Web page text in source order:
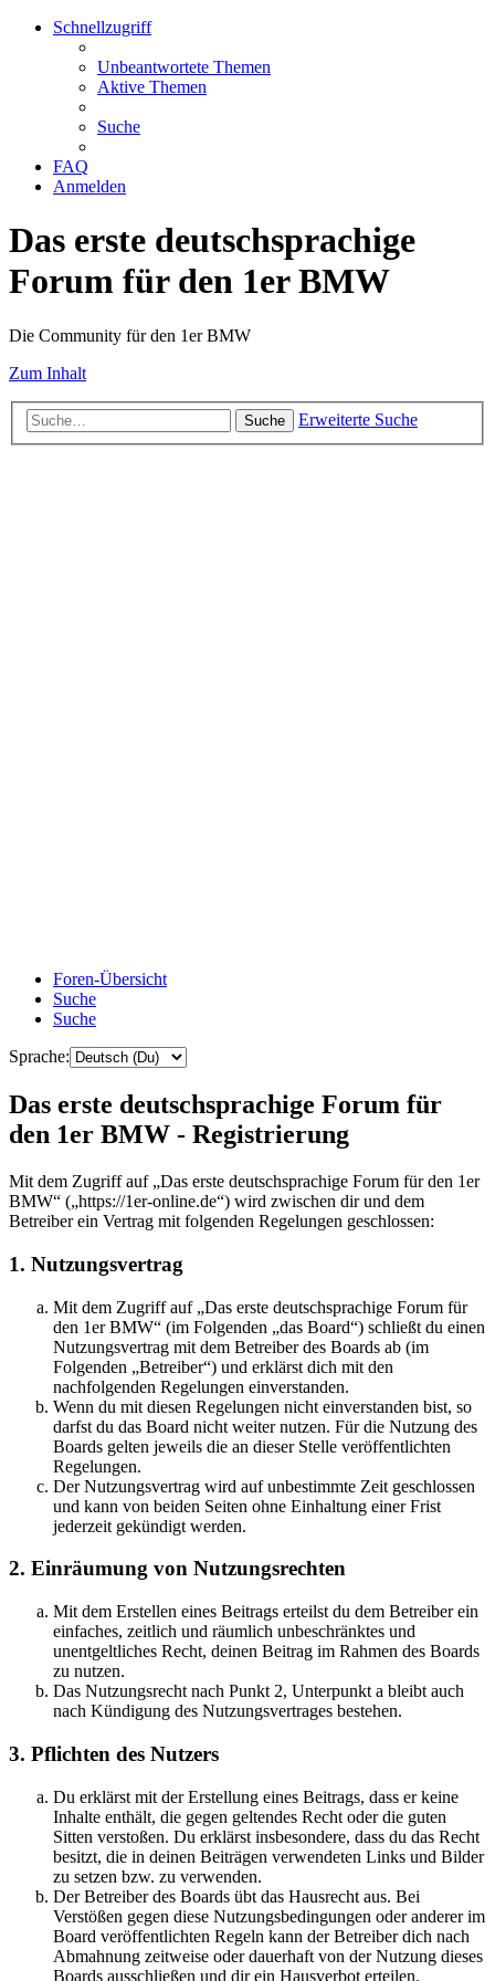
Schnellzugriff
Unbeantwortete Themen
Aktive Themen
Suche
FAQ
Anmelden
Das erste deutschsprachige
Forum für den 1er BMW
Die Community für den 1er BMW
Zum Inhalt
Suche Erweiterte Suche
Foren-Übersicht
Suche
Suche
Sprache:
Das erste deutschsprachige Forum für
den 1er BMW - Registrierung
Mit dem Zugriff auf „Das erste deutschsprachige Forum für den 1er
BMW“ („https://1er-online.de“) wird zwischen dir und dem
Betreiber ein Vertrag mit folgenden Regelungen geschlossen:
1. Nutzungsvertrag
Mit dem Zugriff auf „Das erste deutschsprachige Forum für
den 1er BMW“ (im Folgenden „das Board“) schließt du einen
Nutzungsvertrag mit dem Betreiber des Boards ab (im
Folgenden „Betreiber“) und erklärst dich mit den
nachfolgenden Regelungen einverstanden.
Wenn du mit diesen Regelungen nicht einverstanden bist, so
darfst du das Board nicht weiter nutzen. Für die Nutzung des
Boards gelten jeweils die an dieser Stelle veröffentlichten
Regelungen.
Der Nutzungsvertrag wird auf unbestimmte Zeit geschlossen
und kann von beiden Seiten ohne Einhaltung einer Frist
jederzeit gekündigt werden.
2. Einräumung von Nutzungsrechten
Mit dem Erstellen eines Beitrags erteilst du dem Betreiber ein
einfaches, zeitlich und räumlich unbeschränktes und
unentgeltliches Recht, deinen Beitrag im Rahmen des Boards
zu nutzen.
Das Nutzungsrecht nach Punkt 2, Unterpunkt a bleibt auch
nach Kündigung des Nutzungsvertrages bestehen.
3. Pflichten des Nutzers
Du erklärst mit der Erstellung eines Beitrags, dass er keine
Inhalte enthält, die gegen geltendes Recht oder die guten
Sitten verstoßen. Du erklärst insbesondere, dass du das Recht
besitzt, die in deinen Beiträgen verwendeten Links und Bilder
zu setzen bzw. zu verwenden.
Der Betreiber des Boards übt das Hausrecht aus. Bei
Verstößen gegen diese Nutzungsbedingungen oder anderer im
Board veröffentlichten Regeln kann der Betreiber dich nach
Abmahnung zeitweise oder dauerhaft von der Nutzung dieses
Boards ausschließen und dir ein Hausverbot erteilen.